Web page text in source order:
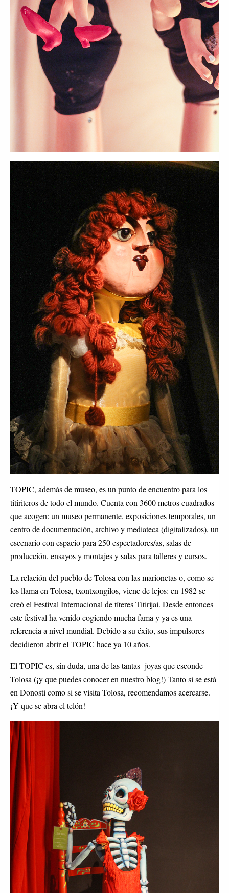
TOPIC, además de museo, es un punto de encuentro para los
titiriteros de todo el mundo. Cuenta con 3600 metros cuadrados
que acogen: un museo permanente, exposiciones temporales, un
centro de documentación, archivo y mediateca (digitalizados), un
escenario con espacio para 250 espectadores/as, salas de
producción, ensayos y montajes y salas para talleres y cursos.
La relación del pueblo de Tolosa con las marionetas o, como se
les llama en Tolosa, txontxongilos, viene de lejos: en 1982 se
creó el Festival Internacional de títeres Titirijai. Desde entonces
este festival ha venido cogiendo mucha fama y ya es una
referencia a nivel mundial. Debido a su éxito, sus impulsores
decidieron abrir el TOPIC hace ya 10 años.
El TOPIC es, sin duda, una de las tantas joyas que esconde
Tolosa (¡y que puedes conocer en nuestro blog!) Tanto si se está
en Donosti como si se visita Tolosa, recomendamos acercarse.
¡Y que se abra el telón!